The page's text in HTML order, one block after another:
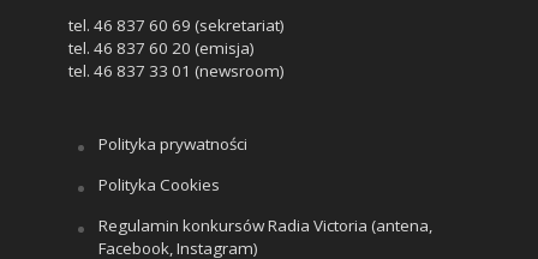
tel. 46 837 60 69 (sekretariat)
tel. 46 837 60 20 (emisja)
tel. 46 837 33 01 (newsroom)
Polityka prywatności
Polityka Cookies
Regulamin konkursów Radia Victoria (antena,
Facebook, Instagram)